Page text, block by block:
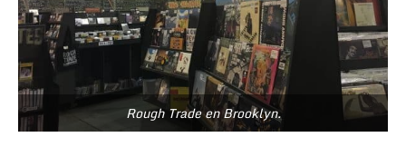
Rough Trade en Brooklyn.